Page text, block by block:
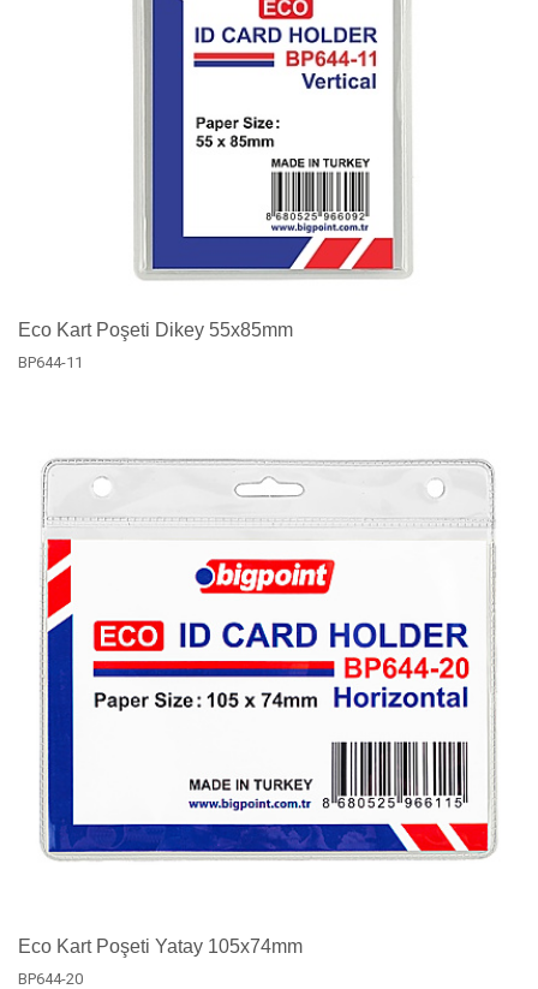
Eco Kart Poşeti Dikey 55x85mm
BP644-11
Eco Kart Poşeti Yatay 105x74mm
BP644-20